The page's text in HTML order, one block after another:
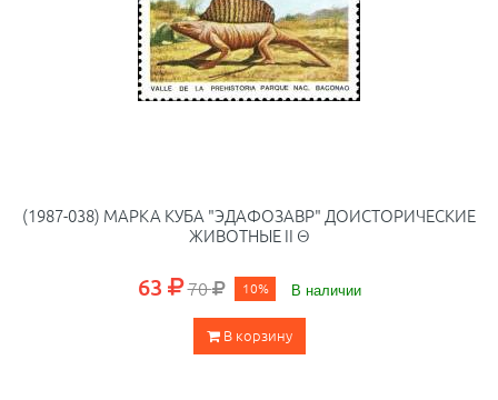
(1987-038) МАРКА КУБА "ЭДАФОЗАВР" ДОИСТОРИЧЕСКИЕ
ЖИВОТНЫЕ II Θ
63 70 10% В наличии
В корзину